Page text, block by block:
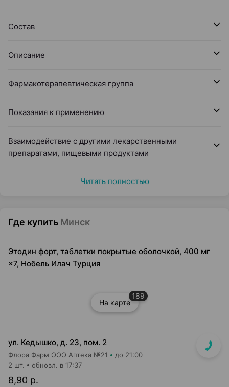
Состав
Описание
Фармакотерапевтическая группа
Показания к применению
Взаимодействие с другими лекарственными
препаратами, пищевыми продуктами
Читать полностью
Где купить Минск
Этодин форт, таблетки покрытые оболочкой, 400 мг
×7, Нобель Илач Турция
На карте
189
ул. Кедышко, д. 23, пом. 2
Флора Фарм ООО Аптека №21 до 21:00
8,90 р.
2 шт. обновл. в 17:37